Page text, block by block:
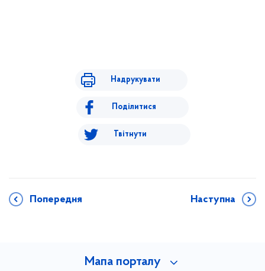
Надрукувати
Поділитися
Твітнути
Попередня Наступна
Мапа порталу